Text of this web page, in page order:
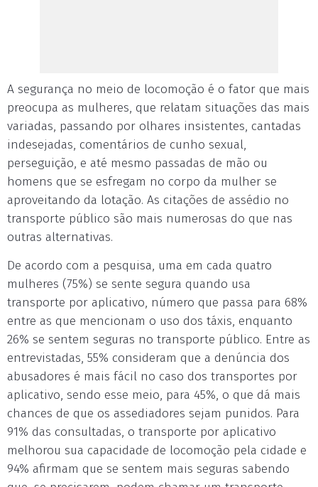
A segurança no meio de locomoção é o fator que mais
preocupa as mulheres, que relatam situações das mais
variadas, passando por olhares insistentes, cantadas
indesejadas, comentários de cunho sexual,
perseguição, e até mesmo passadas de mão ou
homens que se esfregam no corpo da mulher se
aproveitando da lotação. As citações de assédio no
transporte público são mais numerosas do que nas
outras alternativas.
De acordo com a pesquisa, uma em cada quatro
mulheres (75%) se sente segura quando usa
transporte por aplicativo, número que passa para 68%
entre as que mencionam o uso dos táxis, enquanto
26% se sentem seguras no transporte público. Entre as
entrevistadas, 55% consideram que a denúncia dos
abusadores é mais fácil no caso dos transportes por
aplicativo, sendo esse meio, para 45%, o que dá mais
chances de que os assediadores sejam punidos. Para
91% das consultadas, o transporte por aplicativo
melhorou sua capacidade de locomoção pela cidade e
94% afirmam que se sentem mais seguras sabendo